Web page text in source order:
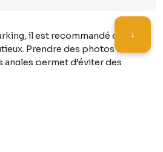
il est recommandé de faire
Prendre des photos du
angles permet d’éviter des
↓